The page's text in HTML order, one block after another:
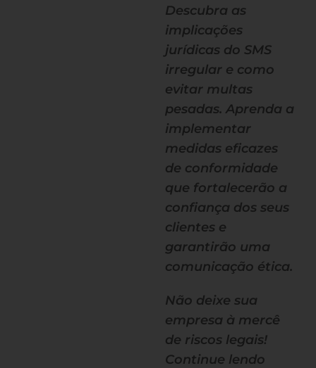
Descubra as
implicações
jurídicas do SMS
irregular e como
evitar multas
pesadas. Aprenda a
implementar
medidas eficazes
de conformidade
que fortalecerão a
confiança dos seus
clientes e
garantirão uma
comunicação ética.
Não deixe sua
empresa à mercê
de riscos legais!
Continue lendo